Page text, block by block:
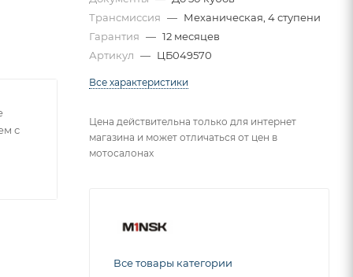
с
Трансмиссия — Механическая, 4 ступени
Гарантия — 12 месяцев
Артикул — ЦБ049570
Все характеристики
Цена действительна только для интернет
магазина и может отличаться от цен в
мотосалонах
Все товары категории